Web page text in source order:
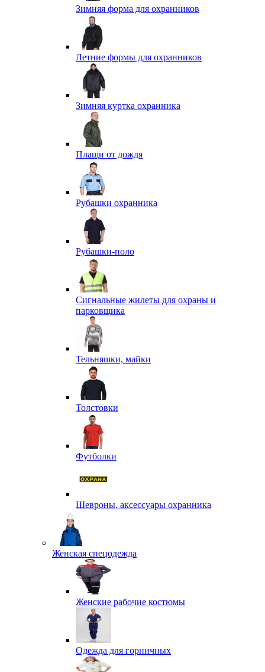
Зимняя форма для охранников
Летние формы для охранников
Зимняя куртка охранника
Плащи от дождя
Рубашки охранника
Рубашки-поло
Сигнальные жилеты для охраны и
парковщика
Тельняшки, майки
Толстовки
Футболки
Шевроны, аксессуары охранника
Женская спецодежда
Женские рабочие костюмы
Одежда для горничных